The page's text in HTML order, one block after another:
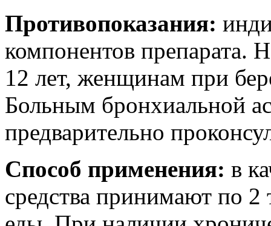
Противопоказания:
компонентов препарата.
12 лет, женщинам при
Больным бронхиальной
предварительно
Способ применения: в
средства принимают по 2